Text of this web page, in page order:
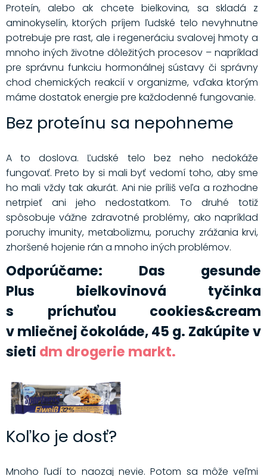
Proteín, alebo ak chcete bielkovina, sa skladá z
aminokyselín, ktorých príjem ľudské telo nevyhnutne
potrebuje pre rast, ale i regeneráciu svalovej hmoty a
mnoho iných životne dôležitých procesov – napríklad
pre správnu funkciu hormonálnej sústavy či správny
chod chemických reakcií v organizme, vďaka ktorým
máme dostatok energie pre každodenné fungovanie.
Bez proteínu sa nepohneme
A to doslova. Ľudské telo bez neho nedokáže
fungovať. Preto by si mali byť vedomí toho, aby sme
ho mali vždy tak akurát. Ani nie príliš veľa a rozhodne
netrpieť ani jeho nedostatkom. To druhé totiž
spôsobuje vážne zdravotné problémy, ako napríklad
poruchy imunity, metabolizmu, poruchy zrážania krvi,
zhoršené hojenie rán a mnoho iných problémov.
Odporúčame: Das gesunde
Plus bielkovinová tyčinka
s príchuťou cookies&cream
v mliečnej čokoláde, 45 g. Zakúpite v
sieti dm drogerie markt.
Koľko je dosť?
Mnoho ľudí to naozaj nevie. Potom sa môže veľmi